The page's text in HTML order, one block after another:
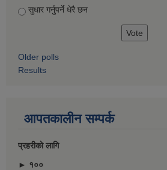
सुधार गर्नुपर्ने धेरै छन
Older polls
Results
आपतकालीन सम्पर्क
प्रहरीकाे लागि
► १००